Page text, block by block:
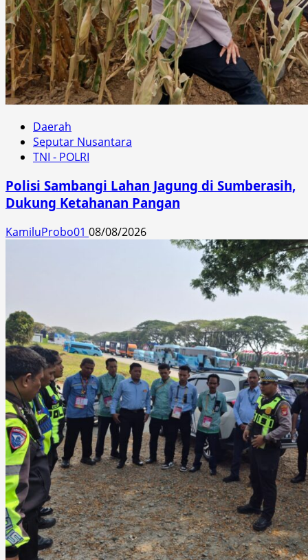
Daerah
Seputar Nusantara
TNI - POLRI
Polisi Sambangi Lahan Jagung di Sumberasih,
Dukung Ketahanan Pangan
KamiluProbo01 08/08/2026